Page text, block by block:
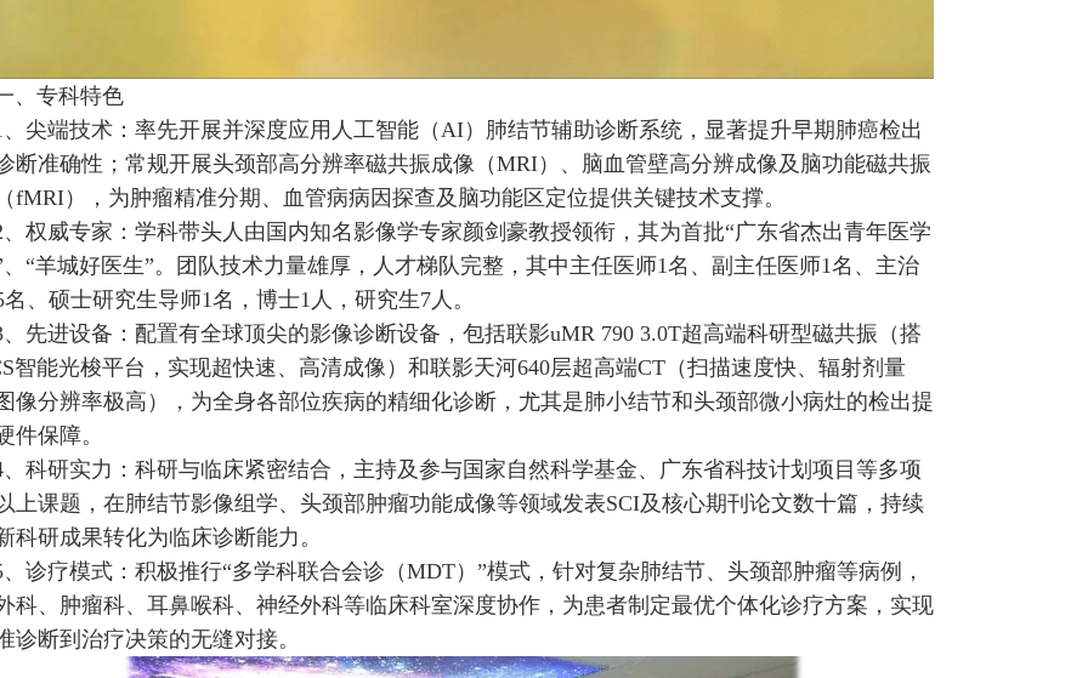
、专科特色
、尖端技术：率先开展并深度应用人工智能（AI）肺结节辅助诊断系统，显著提升早期肺癌检出
断准确性；常规开展头颈部高分辨率磁共振成像（MRI）、脑血管壁高分辨成像及脑功能磁共振
fMRI），为肿瘤精准分期、血管病病因探查及脑功能区定位提供关键技术支撑。
、权威专家：学科带头人由国内知名影像学专家颜剑豪教授领衔，其为首批“广东省杰出青年医学
、“羊城好医生”。团队技术力量雄厚，人才梯队完整，其中主任医师1名、副主任医师1名、主治
、硕士研究生导师1名，博士1人，研究生7人。
、先进设备：配置有全球顶尖的影像诊断设备，包括联影uMR 790 3.0T超高端科研型磁共振（搭
智能光梭平台，实现超快速、高清成像）和联影天河640层超高端CT（扫描速度快、辐射剂量
像分辨率极高），为全身各部位疾病的精细化诊断，尤其是肺小结节和头颈部微小病灶的检出提
件保障。
、科研实力：科研与临床紧密结合，主持及参与国家自然科学基金、广东省科技计划项目等多项
上课题，在肺结节影像组学、头颈部肿瘤功能成像等领域发表SCI及核心期刊论文数十篇，持续
科研成果转化为临床诊断能力。
、诊疗模式：积极推行“多学科联合会诊（MDT）”模式，针对复杂肺结节、头颈部肿瘤等病例，
科、肿瘤科、耳鼻喉科、神经外科等临床科室深度协作，为患者制定最优个体化诊疗方案，实现
诊断到治疗决策的无缝对接。